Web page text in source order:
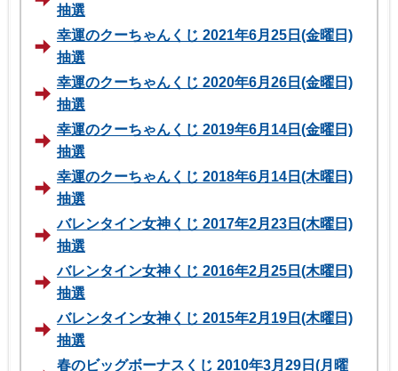
抽選
幸運のクーちゃんくじ 2021年6月25日(金曜日)
抽選
幸運のクーちゃんくじ 2020年6月26日(金曜日)
抽選
幸運のクーちゃんくじ 2019年6月14日(金曜日)
抽選
幸運のクーちゃんくじ 2018年6月14日(木曜日)
抽選
バレンタイン女神くじ 2017年2月23日(木曜日)
抽選
バレンタイン女神くじ 2016年2月25日(木曜日)
抽選
バレンタイン女神くじ 2015年2月19日(木曜日)
抽選
春のビッグボーナスくじ 2010年3月29日(月曜